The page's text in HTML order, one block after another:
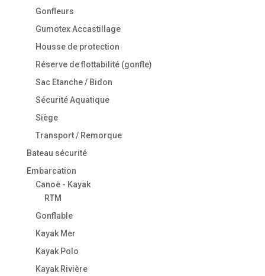
Gonfleurs
Gumotex Accastillage
Housse de protection
Réserve de flottabilité (gonfle)
Sac Etanche / Bidon
Sécurité Aquatique
Siège
Transport / Remorque
Bateau sécurité
Embarcation
Canoë - Kayak
RTM
Gonflable
Kayak Mer
Kayak Polo
Kayak Rivière